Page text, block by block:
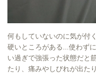
何もしていないのに気が付
硬いところがある...使わず
い過ぎで強張った状態だと
たり、痛みやしびれが出た